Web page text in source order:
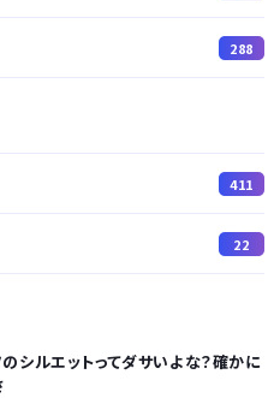
288
411
22
シルエットってダサいよな？確かに